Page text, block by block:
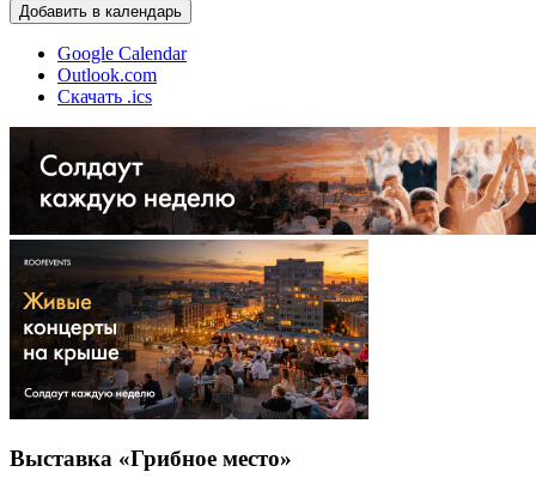
Добавить в календарь
Google Calendar
Outlook.com
Скачать .ics
Выставка «Грибное место»